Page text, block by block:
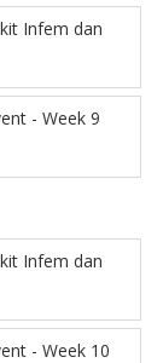
Infem dan
- Week 9
Infem dan
- Week 10